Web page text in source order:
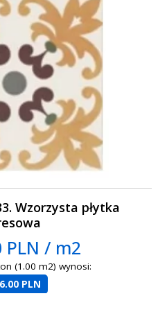
Wzorzysta płytka
PLN / m2
(1.00 m2) wynosi:
PLN